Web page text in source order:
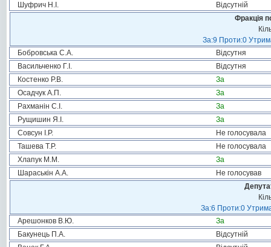
Шуфрич Н.І.
Відсутній
Фракція
За:9 Проти:0
Бобровська С.А.
Відсутня
Васильченко Г.І.
Відсутня
Костенко Р.В.
За
Осадчук А.П.
За
Рахманін С.І.
За
Рущишин Я.І.
За
Совсун І.Р.
Не голосувала
Ташева Т.Р.
Не голосувала
Хлапук М.М.
За
Шараськін А.А.
Не голосував
За:6 Проти:0
Арешонков В.Ю.
За
Бакунець П.А.
Відсутній